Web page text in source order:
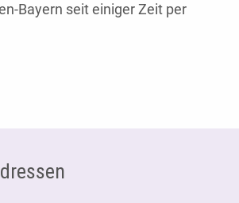
Bayern seit einiger Zeit per